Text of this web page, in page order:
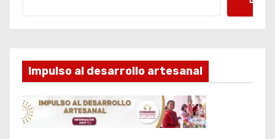
Impulso al desarrollo artesanal